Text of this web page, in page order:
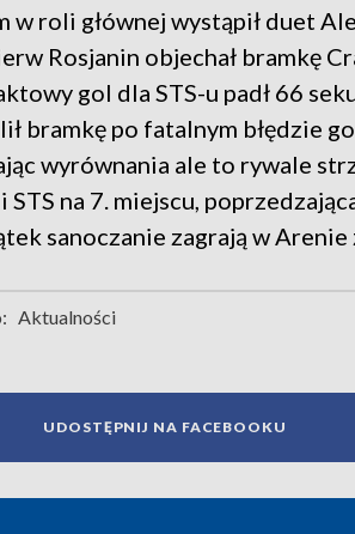
w roli głównej wystąpił duet
Rosjanin objechał bramkę
gol dla STS-u padł 66
bramkę po fatalnym błędzie
wyrównania ale to rywale
STS na 7. miejscu,
sanoczanie zagrają w Arenie
Aktualności
UDOSTĘPNIJ NA FACEBOOKU